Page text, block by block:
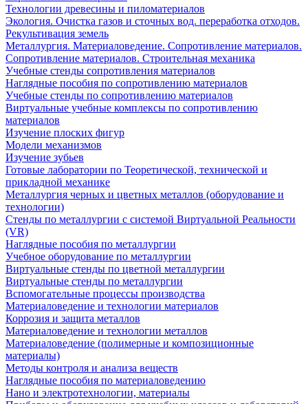
Технологии древесины и пиломатериалов
Экология. Очистка газов и сточных вод. переработка отходов.
Рекультивация земель
Металлургия. Материаловедение. Сопротивление материалов.
Сопротивление материалов. Строительная механика
Учебные стенды сопротивления материалов
Наглядные пособия по сопротивлению материалов
Учебные стенды по сопротивлению материалов
Виртуальные учебные комплексы по сопротивлению
материалов
Изучение плоских фигур
Модели механизмов
Изучение зубьев
Готовые лаборатории по Теоретической, технической и
прикладной механике
Металлургия черных и цветных металлов (оборудование и
технологии)
Cтенды по металлургии с системой Виртуальной Реальности
(VR)
Наглядные пособия по металлургии
Учебное оборудование по металлургии
Виртуальные стенды по цветной металлургии
Виртуальные стенды по металлургии
Вспомогательные процессы производства
Материаловедение и технологии материалов
Коррозия и защита металлов
Материаловедение и технологии металлов
Материаловедение (полимерные и композиционные
материалы)
Методы контроля и анализа веществ
Наглядные пособия по материаловедению
Нано и электротехнологии, материалы